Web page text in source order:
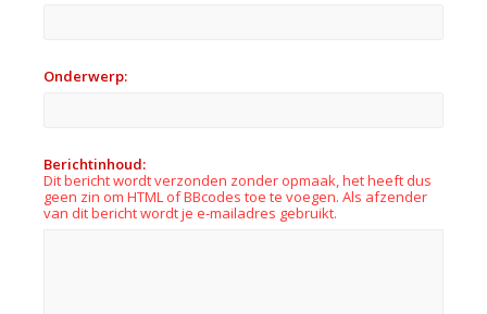
Onderwerp:
Berichtinhoud:
Dit bericht wordt verzonden zonder opmaak, het heeft dus
geen zin om HTML of BBcodes toe te voegen. Als afzender
van dit bericht wordt je e-mailadres gebruikt.